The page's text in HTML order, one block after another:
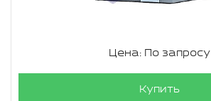
Цена: По запросу
Купить